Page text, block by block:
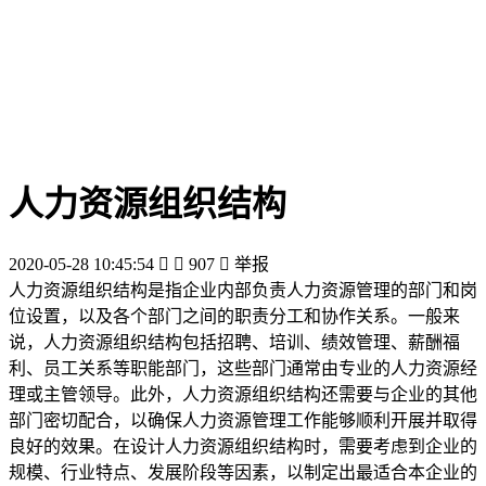
人力资源组织结构
2020-05-28 10:45:54   907  举报
人力资源组织结构是指企业内部负责人力资源管理的部门和岗
位设置，以及各个部门之间的职责分工和协作关系。一般来
说，人力资源组织结构包括招聘、培训、绩效管理、薪酬福
利、员工关系等职能部门，这些部门通常由专业的人力资源经
理或主管领导。此外，人力资源组织结构还需要与企业的其他
部门密切配合，以确保人力资源管理工作能够顺利开展并取得
良好的效果。在设计人力资源组织结构时，需要考虑到企业的
规模、行业特点、发展阶段等因素，以制定出最适合本企业的